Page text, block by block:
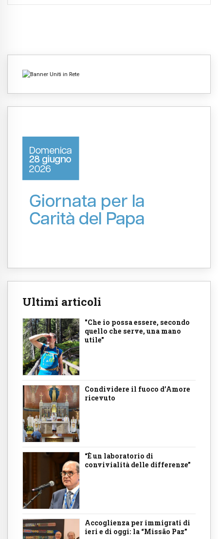
Ultimi articoli
"Che io possa essere, secondo
quello che serve, una mano
utile"
Condividere il fuoco d’Amore
ricevuto
“È un laboratorio di
convivialità delle differenze”
Accoglienza per immigrati di
ieri e di oggi: la “Missão Paz”